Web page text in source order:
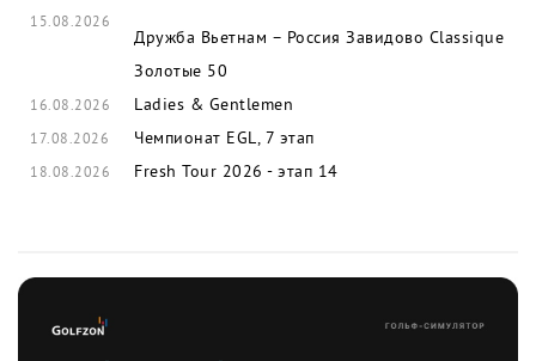
15.08.2026
Дружба Вьетнам – Россия Завидово Classique
Золотые 50
16.08.2026 Ladies & Gentlemen
17.08.2026 Чемпионат EGL, 7 этап
18.08.2026 Fresh Tour 2026 - этап 14